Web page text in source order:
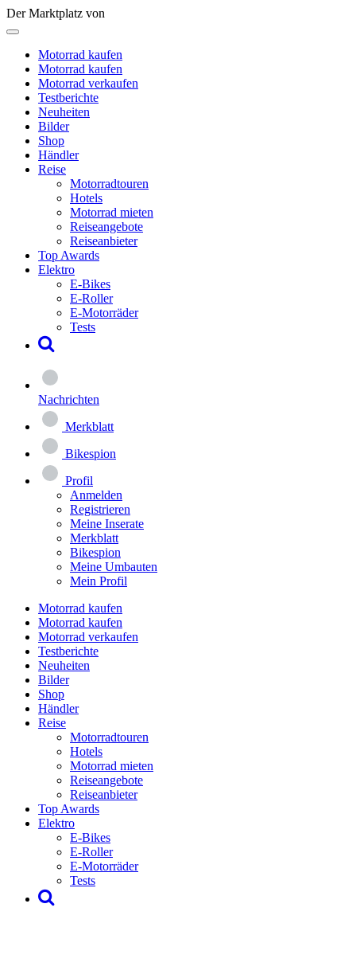
Der Marktplatz von
Motorrad kaufen
Motorrad kaufen
Motorrad verkaufen
Testberichte
Neuheiten
Bilder
Shop
Händler
Reise
Motorradtouren
Hotels
Motorrad mieten
Reiseangebote
Reiseanbieter
Top Awards
Elektro
E-Bikes
E-Roller
E-Motorräder
Tests
Nachrichten
Merkblatt
Bikespion
Profil
Anmelden
Registrieren
Meine Inserate
Merkblatt
Bikespion
Meine Umbauten
Mein Profil
Motorrad kaufen
Motorrad kaufen
Motorrad verkaufen
Testberichte
Neuheiten
Bilder
Shop
Händler
Reise
Motorradtouren
Hotels
Motorrad mieten
Reiseangebote
Reiseanbieter
Top Awards
Elektro
E-Bikes
E-Roller
E-Motorräder
Tests